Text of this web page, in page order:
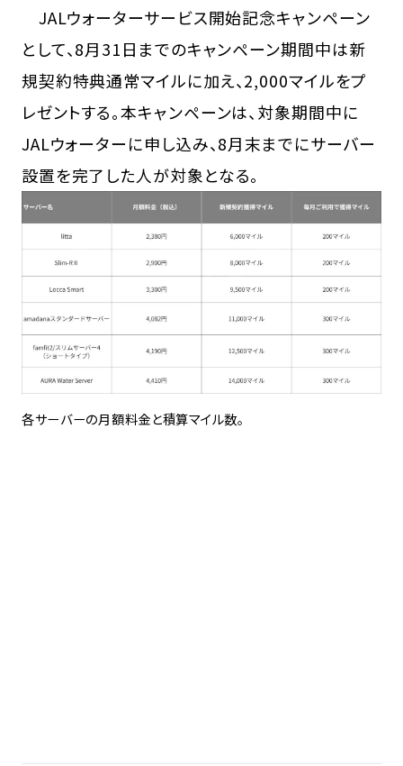
JALウォーターサービス開始記念キャンペーン
として、8月31日までのキャンペーン期間中は新
規契約特典通常マイルに加え、2,000マイルをプ
レゼントする。本キャンペーンは、対象期間中に
JALウォーターに申し込み、8月末までにサーバー
設置を完了した人が対象となる。
各サーバーの月額料金と積算マイル数。